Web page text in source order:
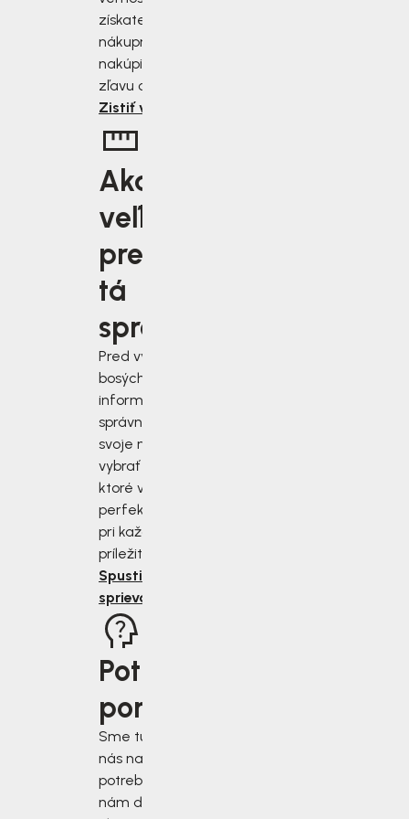
získate zľavu 2 až 10 % z
nákupnej ceny. Čím viac
nakúpite, tým väčšiu
zľavu od nás získate.
Zistiť viac
Aká
veľkosť je
pre vás
tá
správna?
Pred výberom
bosých topánok sa
informujte, ako
správne zmerať
svoje nohy a
vybrať si topánky,
ktoré vám budú
perfektne sedieť
pri každej
príležitosti.
Spustiť
sprievodcu
Potrebujete
poradiť?
Sme tu pre vás, keď
nás najviac
potrebujete. Napíšte
nám do chatového